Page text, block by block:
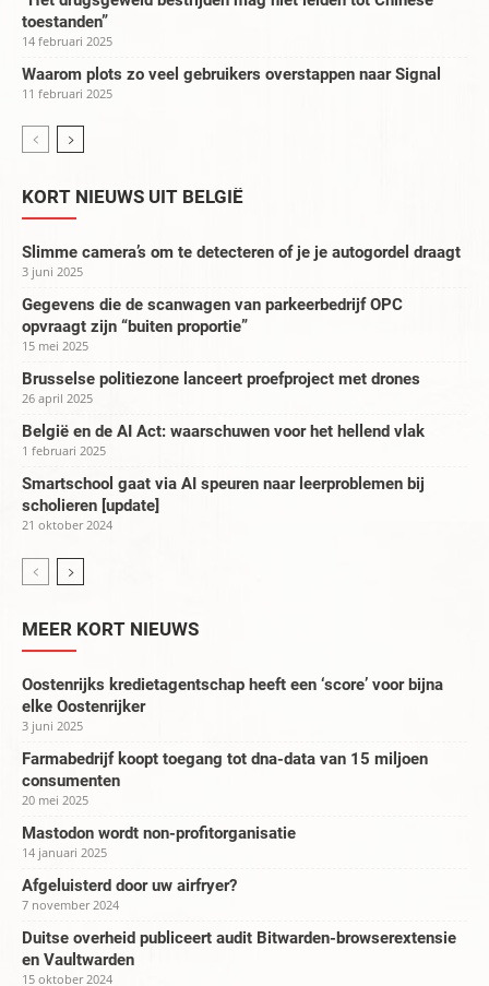
toestanden”
14 februari 2025
Waarom plots zo veel gebruikers overstappen naar Signal
11 februari 2025
KORT NIEUWS UIT BELGIË
Slimme camera’s om te detecteren of je je autogordel draagt
3 juni 2025
Gegevens die de scanwagen van parkeerbedrijf OPC
opvraagt zijn “buiten proportie”
15 mei 2025
Brusselse politiezone lanceert proefproject met drones
26 april 2025
België en de AI Act: waarschuwen voor het hellend vlak
1 februari 2025
Smartschool gaat via AI speuren naar leerproblemen bij
scholieren [update]
21 oktober 2024
MEER KORT NIEUWS
Oostenrijks kredietagentschap heeft een ‘score’ voor bijna
elke Oostenrijker
3 juni 2025
Farmabedrijf koopt toegang tot dna-data van 15 miljoen
consumenten
20 mei 2025
Mastodon wordt non-profitorganisatie
14 januari 2025
Afgeluisterd door uw airfryer?
7 november 2024
Duitse overheid publiceert audit Bitwarden-browserextensie
en Vaultwarden
15 oktober 2024